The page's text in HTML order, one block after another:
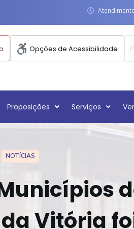
Opções de Acessibilidade
Proposições Serviços
NOTÍCIAS
Vitória